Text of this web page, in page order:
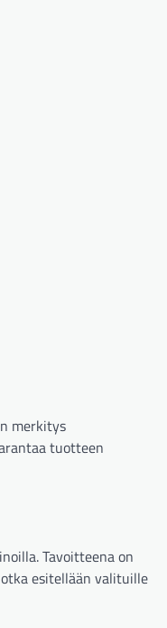
merkitys
tuotteen
Tavoitteena on
esitellään valituille